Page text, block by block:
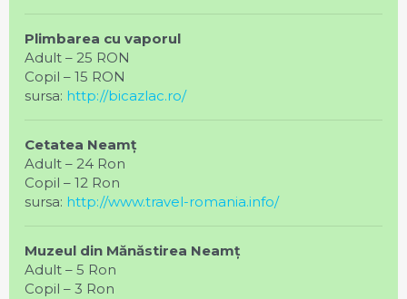
Plimbarea cu vaporul
Adult – 25 RON
Copil – 15 RON
sursa: http://bicazlac.ro/
Cetatea Neamț
Adult – 24 Ron
Copil – 12 Ron
sursa: http://www.travel-romania.info/
Muzeul din Mănăstirea Neamț
Adult – 5 Ron
Copil – 3 Ron